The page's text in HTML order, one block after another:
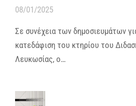
08/01/2025
Σε συνέχεια των δημοσιευμάτων
κατεδάφιση του κτηρίου του
Λευκωσίας, ο…